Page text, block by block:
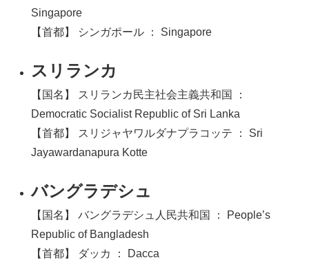
Singapore
【首都】 シンガポール ： Singapore
スリランカ
【国名】 スリランカ民主社会主義共和国 ：
Democratic Socialist Republic of Sri Lanka
【首都】 スリジャヤワルダナプラコッテ ： Sri
Jayawardanapura Kotte
バングラデシュ
【国名】 バングラデシュ人民共和国 ： People’s
Republic of Bangladesh
【首都】 ダッカ ： Dacca